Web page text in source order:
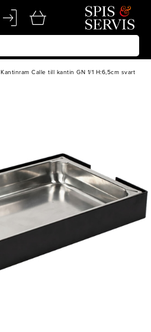
Kantinram Calle till kantin GN 1/1 H:6,5cm svart